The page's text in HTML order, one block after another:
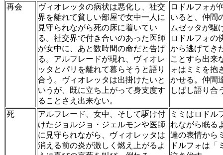
再会
ヴィオレッタの病状は悪化し、社交
界を離れて貧しい部屋で女中一人に
見守られながら死の床に着いてい
る。社交界で付き合いのあった医師
が女中に、あと数時間の命だと告げ
る。アルフレードが現れ、ヴィオレ
ッタとパリを離れて暮らそうと語り
合う。ヴィオレッタは出掛けたいと
いうが、既に立ち上がって身支度す
ることさえ出来ない。
ロドルフォが
いると、仲間
ムゼッタが駆
ロドルフォの
から逃げてき
ことすら出来
ォはミミを抱
かせる。仲間
しばし語り合
死
アルフレード、女中、そして駆け付
けたジョルジョ・ジェルモンや医師
に見守られながら、ヴィオレッタは
消える前の炎が激しく燃え上がるよ
ミミはロドル
れながら眠る
達の表情から
ドルフォは「